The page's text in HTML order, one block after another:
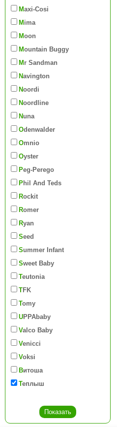
Maxi-Cosi
Mima
Moon
Mountain Buggy
Mr Sandman
Navington
Noordi
Noordline
Nuna
Odenwalder
Omnio
Oyster
Peg-Perego
Phil And Teds
Rockit
Romer
Ryan
Seed
Summer Infant
Sweet Baby
Teutonia
TFK
Tomy
UPPAbaby
Valco Baby
Venicci
Voksi
Витоша
Теплыш